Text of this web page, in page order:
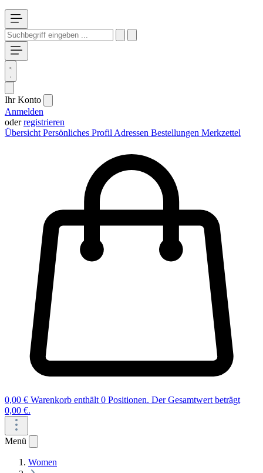
Ihr Konto
Anmelden
oderregistrieren
Übersicht Persönliches Profil Adressen Bestellungen Merkzettel
0,00 € Warenkorb enthält 0 Positionen. Der Gesamtwert beträgt
0,00 €.
Menü
Women